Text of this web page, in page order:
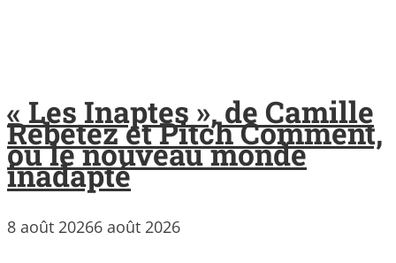
« Les Inaptes », de Camille
Rebetez et Pitch Comment,
ou le nouveau monde
inadapté
8 août 20266 août 2026